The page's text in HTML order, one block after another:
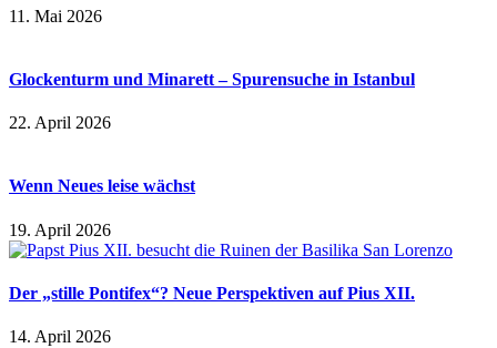
11. Mai 2026
Glockenturm und Minarett – Spurensuche in Istanbul
22. April 2026
Wenn Neues leise wächst
19. April 2026
Der „stille Pontifex“? Neue Perspektiven auf Pius XII.
14. April 2026